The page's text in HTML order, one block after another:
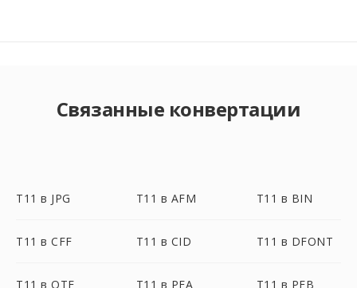
Связанные конвертации
T11 в JPG T11 в AFM T11 в BIN
T11 в CFF T11 в CID T11 в DFONT
T11 в OTF T11 в PFA T11 в PFB